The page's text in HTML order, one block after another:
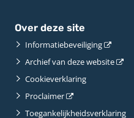
Over deze site
Informatiebeveiliging
Archief van deze website
Cookieverklaring
Proclaimer
Toegankelijkheidsverklaring